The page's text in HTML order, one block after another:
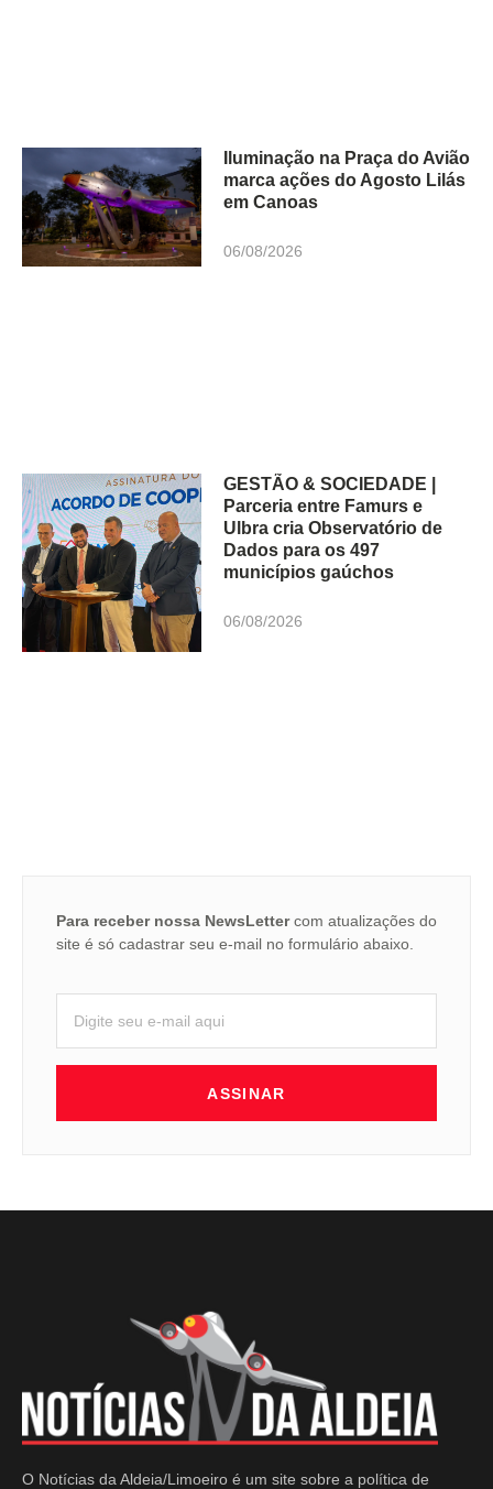
Iluminação na Praça do Avião
marca ações do Agosto Lilás
em Canoas
06/08/2026
GESTÃO & SOCIEDADE |
Parceria entre Famurs e
Ulbra cria Observatório de
Dados para os 497
municípios gaúchos
06/08/2026
Para receber nossa NewsLettercom atualizações do
site é só cadastrar seu e-mail no formulário abaixo.
ASSINAR
O Notícias da Aldeia/Limoeiro é um site sobre a política de